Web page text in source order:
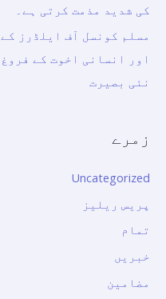
کی شدید مذمت کرتی ہے۔
اور انسانی اخوت کے
نئی بصیرت
زمرے
Uncategorized
پریس ریلیز
تمام
خبریں
مضامین